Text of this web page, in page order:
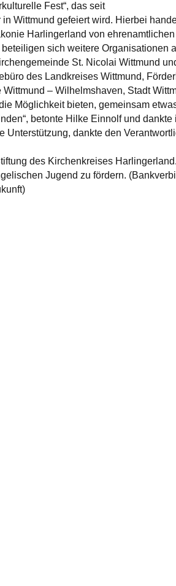
Fest“, das seit
Wittmund gefeiert wird. Hierbei
Harlingerland von
sich weitere Organisationen
St. Nicolai Wittmund
des Landkreises Wittmund,
– Wilhelmshaven, Stadt
Möglichkeit bieten, gemeinsam
betonte Hilke Einnolf und
dankte den
des Kirchenkreises
Jugend zu fördern.